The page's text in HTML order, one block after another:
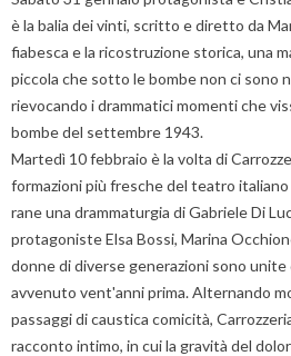
è la balia dei vinti, scritto e diretto da
fiabesca e la ricostruzione storica, una
piccola che sotto le bombe non ci sono
rievocando i drammatici momenti che
bombe del settembre 1943.
Martedì 10 febbraio è la volta di
formazioni più fresche del teatro
rane una drammaturgia di Gabriele Di
protagoniste Elsa Bossi, Marina
donne di diverse generazioni sono
avvenuto vent'anni prima. Alternando
passaggi di caustica comicità,
racconto intimo, in cui la gravità del